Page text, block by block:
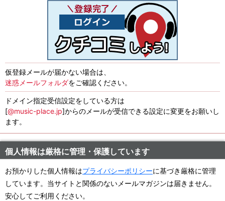
仮登録メールが届かない場合は、
迷惑メールフォルダをご確認ください。
ドメイン指定受信設定をしている方は
[@music-place.jp]からのメールが受信できる設定に変更をお願いし
ます。
個人情報は厳格に管理・保護しています
お預かりした個人情報はプライバシーポリシーに基づき厳格に管理
しています。当サイトと関係のないメールマガジンは届きません。
安心してご利用ください。